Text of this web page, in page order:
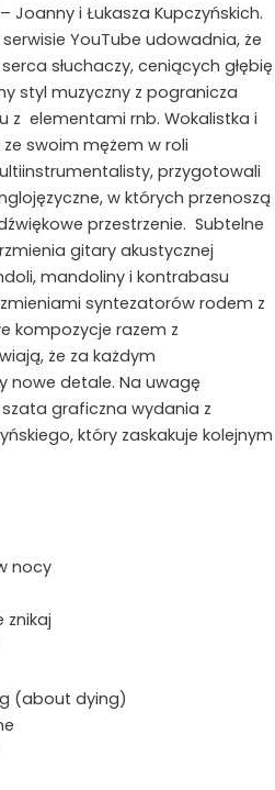
i Łukasza Kupczyńskich.
YouTube udowadnia, że
słuchaczy, ceniących głębię
styl muzyczny z pogranicza
z elementami rnb. Wokalistka i
swoim mężem w roli
przygotowali
w których przenoszą
przestrzenie. Subtelne
gitary akustycznej
mandoliny i kontrabasu
syntezatorów rodem z
kompozycje razem z
że za każdym
nowe detale. Na uwagę
graficzna wydania z
który zaskakuje kolejnym
nocy
znikaj
(about dying)